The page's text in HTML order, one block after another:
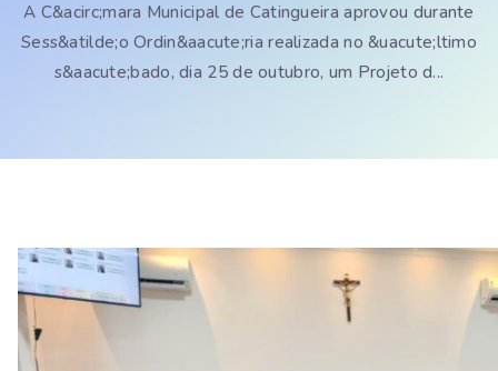
A C&acirc;mara Municipal de Catingueira aprovou durante
Sess&atilde;o Ordin&aacute;ria realizada no &uacute;ltimo
s&aacute;bado, dia 25 de outubro, um Projeto d...